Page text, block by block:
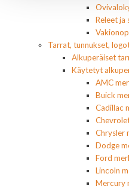
Releet ja
Tarrat, tunnukset,
Alkuperäiset
Käytetyt
AMC
Buick
Cadillac
Chrysler
Dodge
Ford
Lincoln
Mercury